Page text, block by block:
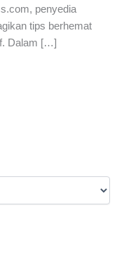
penyedia
tips berhemat
Dalam […]